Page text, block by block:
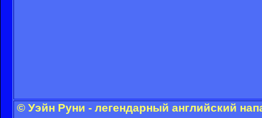
© Уэйн Руни - легендарный английский